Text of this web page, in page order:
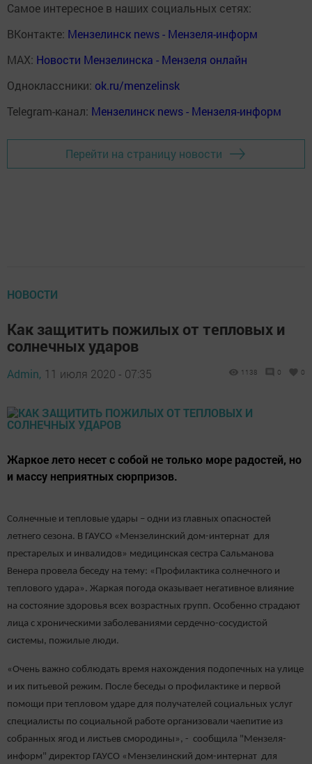
Самое интересное в наших социальных сетях:
ВКонтакте: Мензелинск news - Мензеля-информ
MAX: Новости Мензелинска - Мензеля онлайн
Одноклассники: ok.ru/menzelinsk
Telegram-канал: Мензелинск news - Мензеля-информ
Перейти на страницу новости
НОВОСТИ
Как защитить пожилых от тепловых и
солнечных ударов
Admin, 11 июля 2020 - 07:35 1138 0 0
Жаркое лето несет с собой не только море радостей, но
и массу неприятных сюрпризов.
Солнечные и тепловые удары – одни из главных опасностей
летнего сезона. В ГАУСО «Мензелинский дом-интернат для
престарелых и инвалидов» медицинская сестра Сальманова
Венера провела беседу на тему: «Профилактика солнечного и
теплового удара». Жаркая погода оказывает негативное влияние
на состояние здоровья всех возрастных групп. Особенно страдают
лица с хроническими заболеваниями сердечно-сосудистой
системы, пожилые люди.
«Очень важно соблюдать время нахождения подопечных на улице
и их питьевой режим. После беседы о профилактике и первой
помощи при тепловом ударе для получателей социальных услуг
специалисты по социальной работе организовали чаепитие из
собранных ягод и листьев смородины», - сообщила "Мензеля-
информ" директор ГАУСО «Мензелинский дом-интернат для